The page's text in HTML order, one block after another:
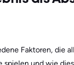
Faktoren, die